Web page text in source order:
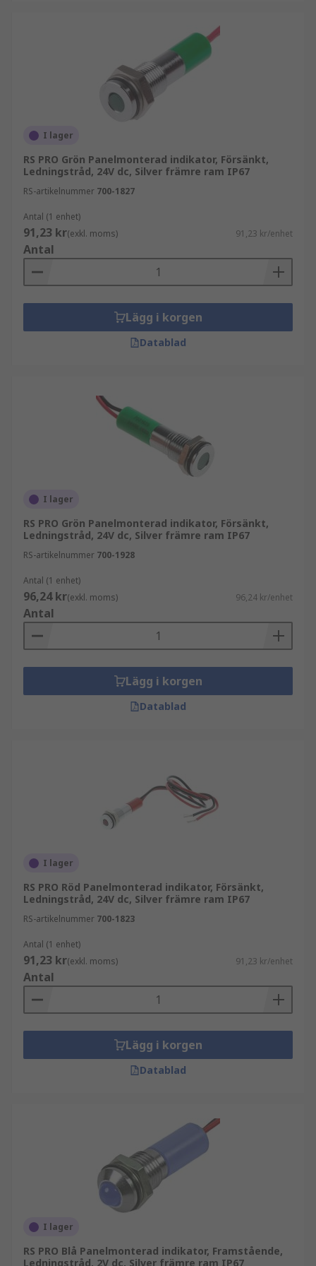
Förutom de vanliga primära LED-färgerna, som
röd, blå, grön och gul, finns följande alternativa
LED-färger tillgängliga inom sortimentet om du
letar efter en LED-lampa:
• Klar
• Orange
I lager
RS PRO Grön Panelmonterad indikator, Försänkt,
Ledningstråd, 24V dc, Silver främre ram IP67
RS-artikelnummer 700-1827
Antal (1 enhet)
91,23 kr(exkl. moms) 91,23 kr/enhet
Antal
Lägg i korgen
Datablad
I lager
RS PRO Grön Panelmonterad indikator, Försänkt,
Ledningstråd, 24V dc, Silver främre ram IP67
RS-artikelnummer 700-1928
Antal (1 enhet)
96,24 kr(exkl. moms) 96,24 kr/enhet
Antal
Lägg i korgen
Datablad
I lager
RS PRO Röd Panelmonterad indikator, Försänkt,
Ledningstråd, 24V dc, Silver främre ram IP67
RS-artikelnummer 700-1823
Antal (1 enhet)
91,23 kr(exkl. moms) 91,23 kr/enhet
Antal
Lägg i korgen
Datablad
I lager
RS PRO Blå Panelmonterad indikator, Framstående,
Ledningstråd, 2V dc, Silver främre ram IP67